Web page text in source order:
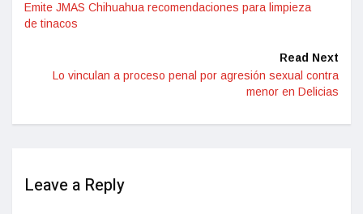
Emite JMAS Chihuahua recomendaciones para limpieza
de tinacos
Read Next
Lo vinculan a proceso penal por agresión sexual contra
menor en Delicias
Leave a Reply